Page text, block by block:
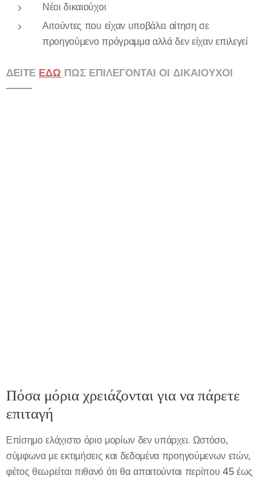
Νέοι δικαιούχοι
Αιτούντες που είχαν υποβάλει αίτηση σε
προηγούμενο πρόγραμμα αλλά δεν είχαν επιλεγεί
ΔΕΙΤΕ ΕΔΩ ΠΩΣ ΕΠΙΛΕΓΟΝΤΑΙ ΟΙ ΔΙΚΑΙΟΥΧΟΙ
Πόσα μόρια χρειάζονται για να πάρετε
επιταγή
Επίσημο ελάχιστο όριο μορίων δεν υπάρχει. Ωστόσο,
σύμφωνα με εκτιμήσεις και δεδομένα προηγούμενων ετών,
φέτος θεωρείται πιθανό ότι θα απαιτούνται περίπου 45 έως